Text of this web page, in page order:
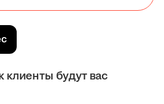
клиенты будут вас